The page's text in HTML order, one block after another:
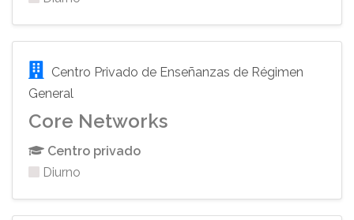
Centro Privado de Enseñanzas de Régimen
General
Core Networks
Centro privado
Diurno